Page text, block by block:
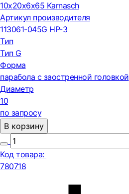
10х20х6х65 Karnasch
Артикул производителя
113061-045G HP-3
Тип
Тип G
Форма
парабола с заостренной головкой
Диаметр
10
по запросу
В корзину
Код товара:
780718